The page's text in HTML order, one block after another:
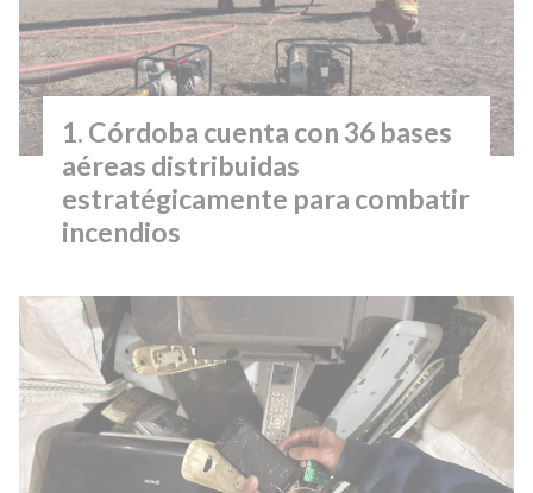
Córdoba cuenta con 36 bases
aéreas distribuidas
estratégicamente para combatir
incendios